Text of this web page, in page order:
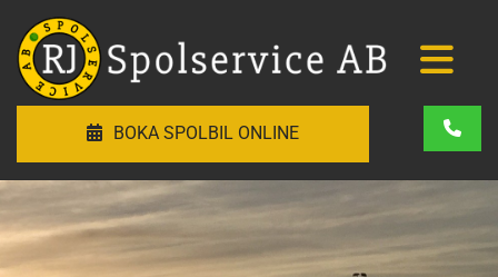
BOKA SPOLBIL ONLINE